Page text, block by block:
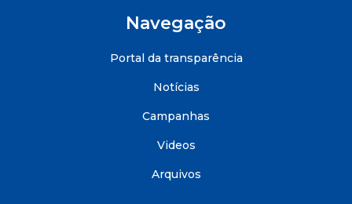
Navegação
Portal da transparência
Notícias
Campanhas
Videos
Arquivos